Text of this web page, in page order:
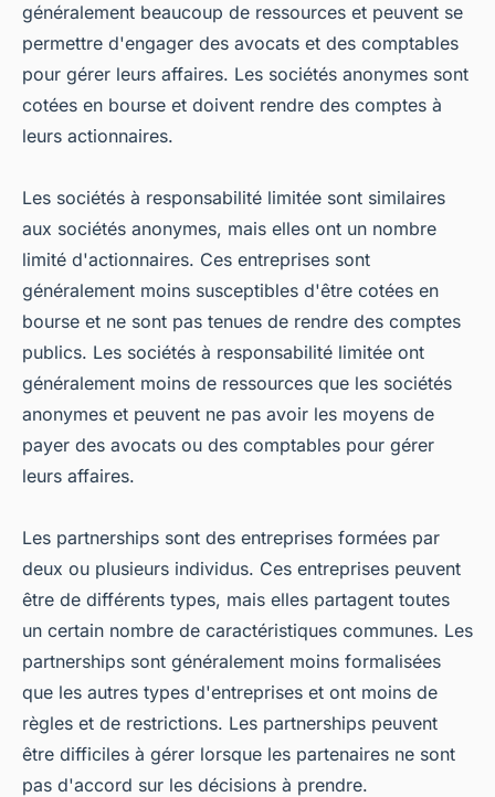
généralement beaucoup de ressources et peuvent se
permettre d'engager des avocats et des comptables
pour gérer leurs affaires. Les sociétés anonymes sont
cotées en bourse et doivent rendre des comptes à
leurs actionnaires.
Les sociétés à responsabilité limitée sont similaires
aux sociétés anonymes, mais elles ont un nombre
limité d'actionnaires. Ces entreprises sont
généralement moins susceptibles d'être cotées en
bourse et ne sont pas tenues de rendre des comptes
publics. Les sociétés à responsabilité limitée ont
généralement moins de ressources que les sociétés
anonymes et peuvent ne pas avoir les moyens de
payer des avocats ou des comptables pour gérer
leurs affaires.
Les partnerships sont des entreprises formées par
deux ou plusieurs individus. Ces entreprises peuvent
être de différents types, mais elles partagent toutes
un certain nombre de caractéristiques communes. Les
partnerships sont généralement moins formalisées
que les autres types d'entreprises et ont moins de
règles et de restrictions. Les partnerships peuvent
être difficiles à gérer lorsque les partenaires ne sont
pas d'accord sur les décisions à prendre.